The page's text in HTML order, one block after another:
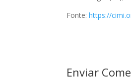
Fonte:https://
Enviar